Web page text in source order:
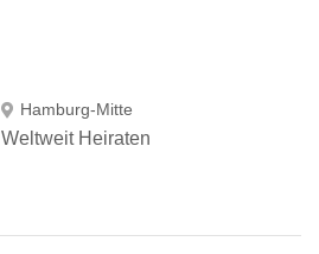
Hamburg-Mitte
Weltweit Heiraten